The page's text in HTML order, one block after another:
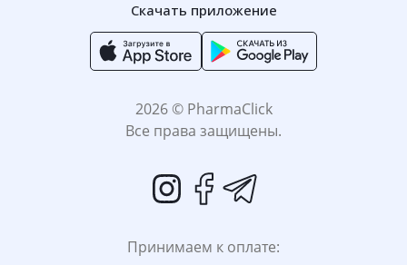
Скачать приложение
2026 © PharmaClick
Все права защищены.
Принимаем к оплате: